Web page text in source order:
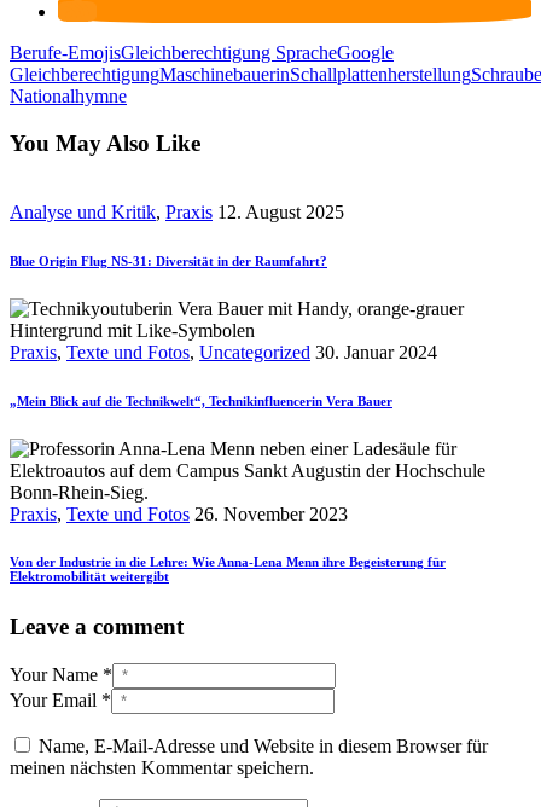
Berufe-EmojisGleichberechtigung SpracheGoogle
GleichberechtigungMaschinebauerinSchallplattenherstellung
Nationalhymne
You May Also Like
Analyse und Kritik, Praxis 12. August 2025
Blue Origin Flug NS-31: Diversität in der Raumfahrt?
Praxis, Texte und Fotos, Uncategorized 30. Januar 2024
„Mein Blick auf die Technikwelt“, Technikinfluencerin Vera Bauer
Praxis, Texte und Fotos 26. November 2023
Von der Industrie in die Lehre: Wie Anna-Lena Menn ihre Begeisterung für
Elektromobilität weitergibt
Leave a comment
Your Name *
Your Email *
Name, E-Mail-Adresse und Website in diesem Browser für
meinen nächsten Kommentar speichern.